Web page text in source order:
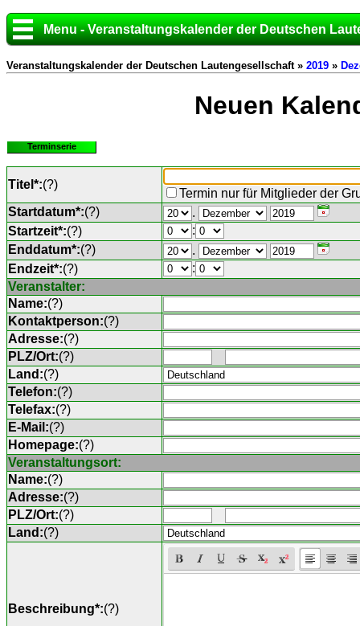
Menu - Veranstaltungskalender der Deutschen
Veranstaltungskalender der Deutschen Lautengesellschaft » 2019 »
Neuen
Terminserie
Titel*:(?)
Termin nur für Mitglieder der
Startdatum*:(?)
.
Startzeit*:(?)
:
Enddatum*:(?)
.
Endzeit*:(?)
:
Veranstalter:
Name:(?)
Kontaktperson:(?)
Adresse:(?)
PLZ/Ort:(?)
Land:(?)
Telefon:(?)
Telefax:(?)
E-Mail:(?)
Homepage:(?)
Veranstaltungsort:
Name:(?)
Adresse:(?)
PLZ/Ort:(?)
Land:(?)
Beschreibung*:(?)